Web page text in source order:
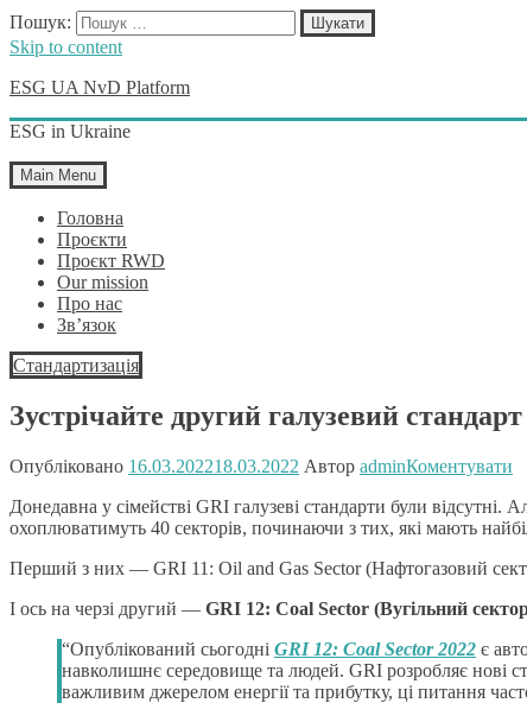
Пошук:
Skip to content
ESG UA NvD Platform
ESG in Ukraine
Main Menu
Головна
Проєкти
Проєкт RWD
Our mission
Про нас
Зв’язок
Стандартизація
Зустрічайте другий галузевий
Опубліковано 16.03.202218.03.2022 Автор adminКоментувати
Донедавна у сімействі GRI галузеві стандарти були відсутні.
охоплюватимуть 40 секторів, починаючи з тих, які мають
Перший з них — GRI 11: Oil and Gas Sector (Нафтогазовий
І ось на черзі другий — GRI 12: Coal Sector (Вугільний
“Опублікований сьогодні GRI 12: Coal Sector 2022 є
навколишнє середовище та людей. GRI розробляє нові
важливим джерелом енергії та прибутку, ці питання